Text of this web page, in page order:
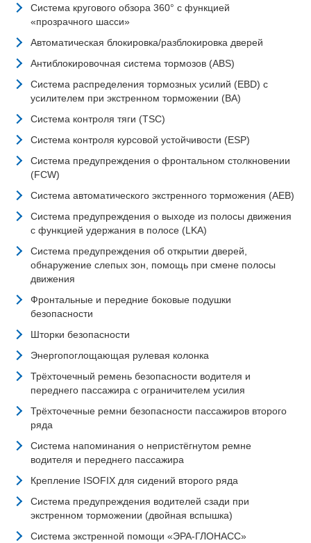
Система кругового обзора 360° с функцией
«прозрачного шасси»
Автоматическая блокировка/разблокировка дверей
Антиблокировочная система тормозов (ABS)
Система распределения тормозных усилий (EBD) с
усилителем при экстренном торможении (BA)
Система контроля тяги (TSC)
Система контроля курсовой устойчивости (ESP)
Система предупреждения о фронтальном столкновении
(FCW)
Система автоматического экстренного торможения (AEB)
Система предупреждения о выходе из полосы движения
с функцией удержания в полосе (LKA)
Система предупреждения об открытии дверей,
обнаружение слепых зон, помощь при смене полосы
движения
Фронтальные и передние боковые подушки
безопасности
Шторки безопасности
Энергопоглощающая рулевая колонка
Трёхточечный ремень безопасности водителя и
переднего пассажира с ограничителем усилия
Трёхточечные ремни безопасности пассажиров второго
ряда
Система напоминания о непристёгнутом ремне
водителя и переднего пассажира
Крепление ISOFIX для сидений второго ряда
Система предупреждения водителей сзади при
экстренном торможении (двойная вспышка)
Система экстренной помощи «ЭРА-ГЛОНАСС»